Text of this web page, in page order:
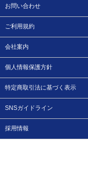
お問い合わせ
ご利用規約
会社案内
個人情報保護方針
特定商取引法に基づく表示
SNSガイドライン
採用情報